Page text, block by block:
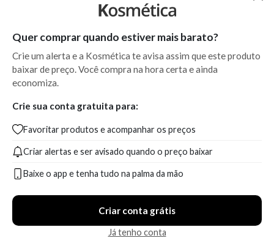
Quer comprar quando estiver mais barato?
Crie um alerta e a Kosmética te avisa assim que este produto
baixar de preço. Você compra na hora certa e ainda
economiza.
Crie sua conta gratuita para:
Favoritar produtos e acompanhar os preços
Criar alertas e ser avisado quando o preço baixar
Baixe o app e tenha tudo na palma da mão
Criar conta grátis
Já tenho conta